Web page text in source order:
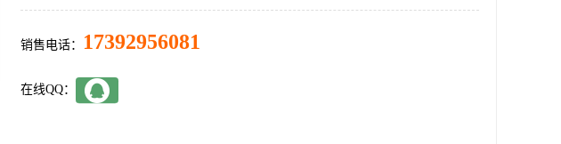
销售电话： 17392956081
在线QQ：